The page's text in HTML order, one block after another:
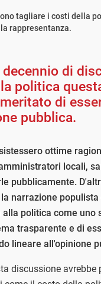
tagliare i costi della
rappresentanza.
decennio di
politica
di
pubblica.
ottime
locali,
pubblicamente.
narrazione populista
politica come uno
trasparente e di
lineare all'opinione
discussione avrebbe